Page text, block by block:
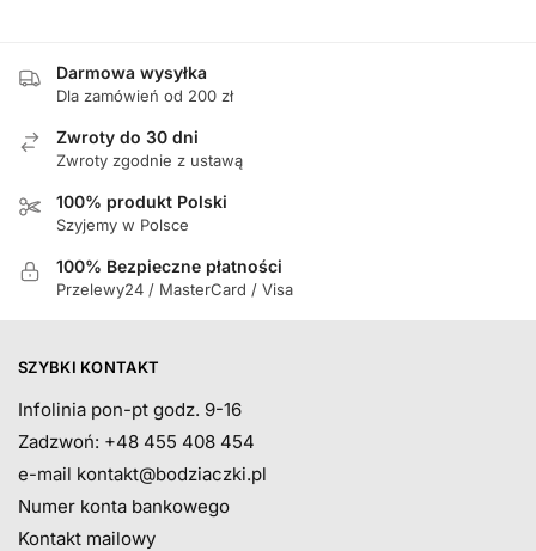
Darmowa wysyłka
Dla zamówień od 200 zł
Zwroty do 30 dni
Zwroty zgodnie z ustawą
100% produkt Polski
Szyjemy w Polsce
100% Bezpieczne płatności
Przelewy24 / MasterCard / Visa
SZYBKI KONTAKT
Infolinia pon-pt godz. 9-16
Zadzwoń: +48 455 408 454
e-mail kontakt@bodziaczki.pl
Numer konta bankowego
Kontakt mailowy